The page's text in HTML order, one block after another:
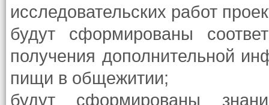
исследовательских работ
будут сформированы
получения дополнительной
пищи в общежитии;
будут сформированы